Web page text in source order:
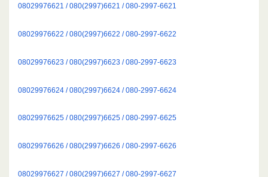
08029976621 / 080(2997)6621 / 080-2997-6621
08029976622 / 080(2997)6622 / 080-2997-6622
08029976623 / 080(2997)6623 / 080-2997-6623
08029976624 / 080(2997)6624 / 080-2997-6624
08029976625 / 080(2997)6625 / 080-2997-6625
08029976626 / 080(2997)6626 / 080-2997-6626
08029976627 / 080(2997)6627 / 080-2997-6627